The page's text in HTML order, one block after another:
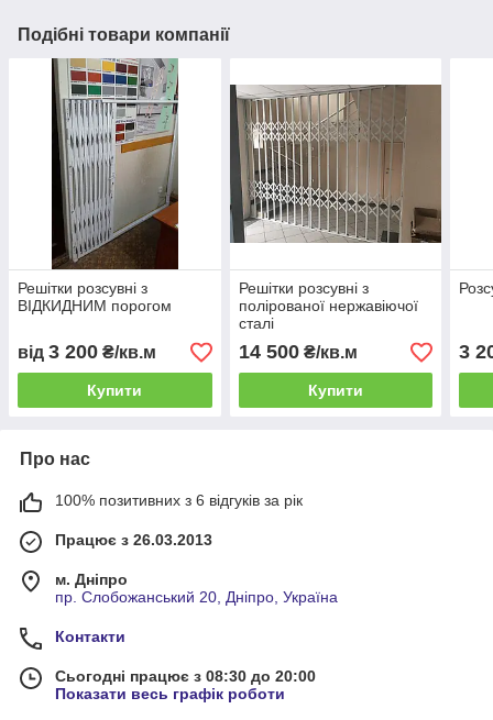
Подібні товари компанії
Решітки розсувні з
ВІДКИДНИМ порогом
від 3 200 ₴/кв.м
Купити
Решітки розсувні з
полірованої нержавіючої
сталі
14 500₴/кв.м
Купити
3
Про нас
100% позитивних з 6 відгуків за рік
Працює з 26.03.2013
м. Дніпро
пр. Слобожанський 20, Дніпро, Україна
Контакти
Сьогодні працює з 08:30 до 20:00
Показати весь графік роботи